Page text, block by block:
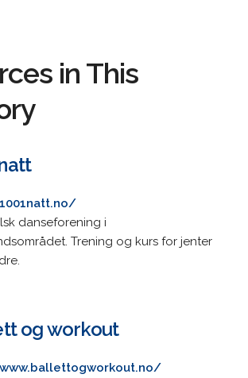
in This
danseforening i
Trening og kurs for jenter
og workout